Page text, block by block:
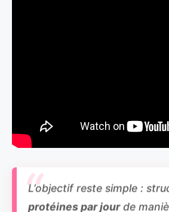
L’objectif reste simple :
protéines par jourde